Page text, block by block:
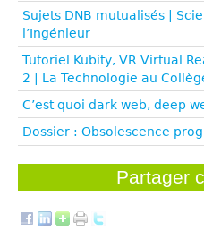
Sujets DNB mutualisés |
l’Ingénieur
Tutoriel Kubity, VR Virtual
2 | La Technologie au
C’est quoi dark web, deep
Dossier : Obsolescence
Partager